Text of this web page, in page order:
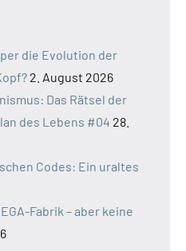
die Evolution der
2. August 2026
Das Rätsel der
des Lebens #04 28.
Codes: Ein uraltes
Fabrik – aber keine